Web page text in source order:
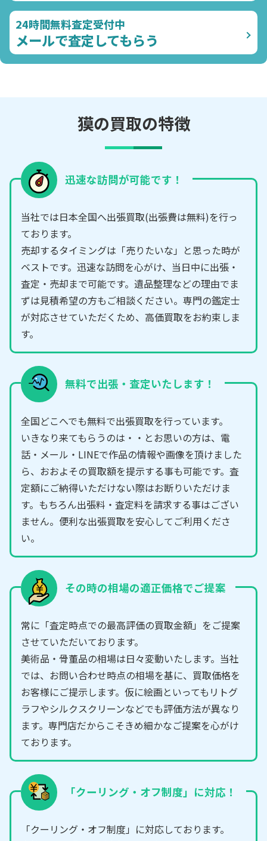
24時間無料査定受付中
メールで査定してもらう
獏の買取の特徴
迅速な訪問が可能です！
当社では日本全国へ出張買取(出張費は無料)を行っ
ております。
売却するタイミングは「売りたいな」と思った時が
ベストです。迅速な訪問を心がけ、当日中に出張・
査定・売却まで可能です。遺品整理などの理由でま
ずは見積希望の方もご相談ください。専門の鑑定士
が対応させていただくため、高価買取をお約束しま
す。
無料で出張・査定いたします！
全国どこへでも無料で出張買取を行っています。
いきなり来てもらうのは・・とお思いの方は、電
話・メール・LINEで作品の情報や画像を頂けました
ら、おおよその買取額を提示する事も可能です。査
定額にご納得いただけない際はお断りいただけま
す。もちろん出張料・査定料を請求する事はござい
ません。便利な出張買取を安心してご利用くださ
い。
その時の相場の適正価格でご提案
常に「査定時点での最高評価の買取金額」をご提案
させていただいております。
美術品・骨董品の相場は日々変動いたします。当社
では、お問い合わせ時点の相場を基に、買取価格を
お客様にご提示します。仮に絵画といってもリトグ
ラフやシルクスクリーンなどでも評価方法が異なり
ます。専門店だからこそきめ細かなご提案を心がけ
ております。
「クーリング・オフ制度」に対応！
「クーリング・オフ制度」に対応しております。